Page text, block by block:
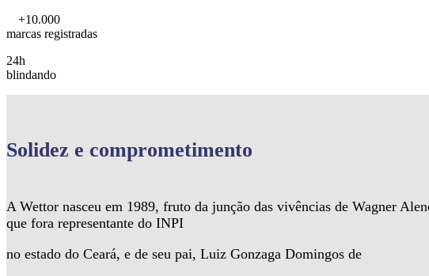
+10.000
marcas registradas
24h
blindando
Solidez e comprometimento
A Wettor nasceu em 1989, fruto da junção das vivências de Wagner
que fora representante do INPI
no estado do Ceará, e de seu pai, Luiz Gonzaga Domingos de